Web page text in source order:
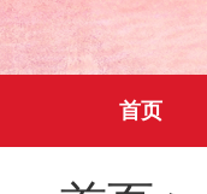
首页